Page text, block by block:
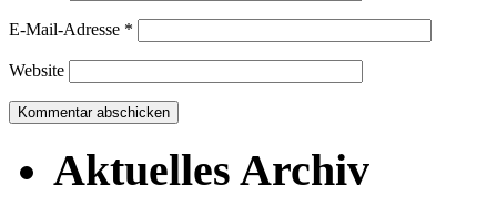
E-Mail-Adresse *
Website
Aktuelles Archiv